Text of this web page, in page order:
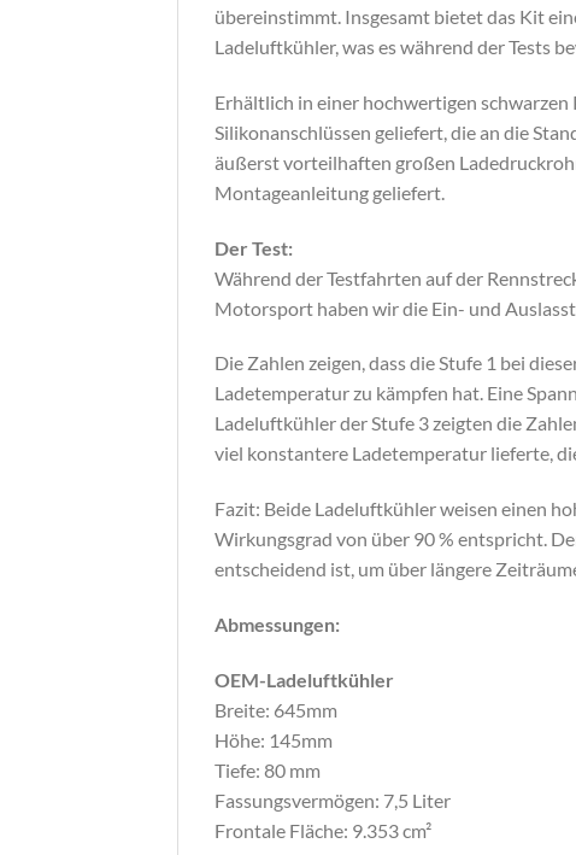
übereinstimmt. Insgesamt bietet das Kit
Ladeluftkühler, was es während der Tests
Erhältlich in einer hochwertigen
Silikonanschlüssen geliefert, die an die
äußerst vorteilhaften großen
Montageanleitung geliefert.
Der Test:
Während der Testfahrten auf der
Motorsport haben wir die Ein- und
Die Zahlen zeigen, dass die Stufe 1 bei
Ladetemperatur zu kämpfen hat. Eine
Ladeluftkühler der Stufe 3 zeigten die
viel konstantere Ladetemperatur lieferte,
Fazit: Beide Ladeluftkühler weisen einen
Wirkungsgrad von über 90 % entspricht.
entscheidend ist, um über längere
Abmessungen:
OEM-Ladeluftkühler
Breite: 645mm
Höhe: 145mm
Tiefe: 80 mm
Fassungsvermögen: 7,5 Liter
Frontale Fläche: 9.353 cm²